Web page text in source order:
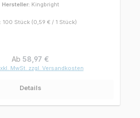
Hersteller: Kingbright
100 Stück (0,59 € / 1 Stück)
Regulärer Preis:
Ab 58,97 €
MwSt. zzgl. Versandkosten
Details